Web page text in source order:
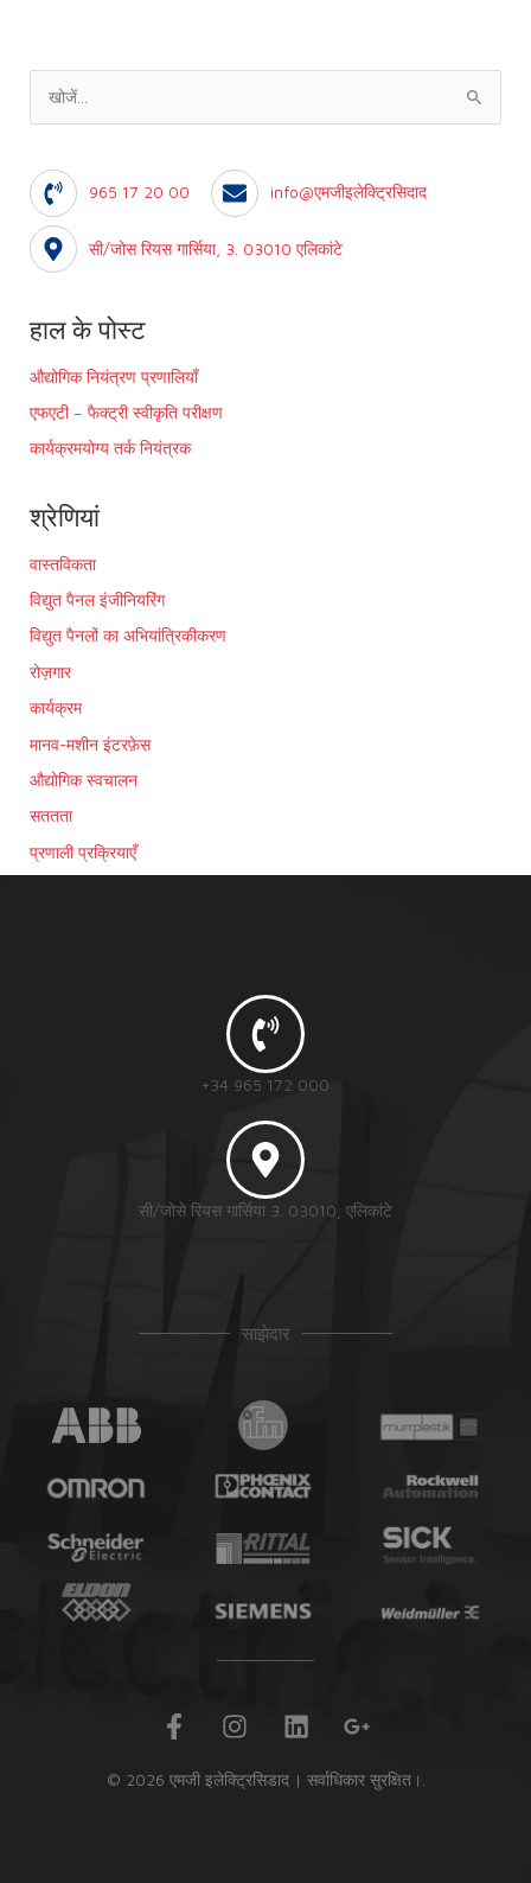
खो
जें
:
965 17 20 00 info@एमजीइलेक्ट्रिसिदाद
सी/जोस रियस गार्सिया, 3. 03010 एलिकांटे
हाल के पोस्ट
औद्योगिक नियंत्रण प्रणालियाँ
एफएटी – फैक्ट्री स्वीकृति परीक्षण
कार्यक्रमयोग्य तर्क नियंत्रक
श्रेणियां
वास्तविकता
विद्युत पैनल इंजीनियरिंग
विद्युत पैनलों का अभियांत्रिकीकरण
रोज़गार
कार्यक्रम
मानव-मशीन इंटरफ़ेस
औद्योगिक स्वचालन
सततता
प्रणाली प्रक्रियाएँ
+34 965 172 000
सी/जोसे रियस गार्सिया 3. 03010, एलिकांटे
साझेदार
फे
स
क
इं
स्टा
ग्रा
म
लिं
क्ड
न
गू
ग
-
© 2026 एमजी इलेक्ट्रिसिडाद | सर्वाधिकार सुरक्षित।.